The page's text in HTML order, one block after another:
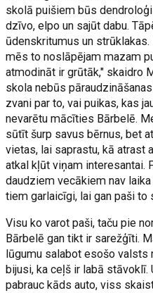
skolā puišiem būs
dzīvo, elpo un sajūt dabu.
ūdenskritumus un strūklakas.
mēs to noslāpējam mazam
atmodināt ir grūtāk," skaidro
skola nebūs
zvani par to, vai puikas, kas
nevarētu mācīties Bārbelē.
sūtīt šurp savus bērnus, bet
vietas, lai saprastu, kā atrast
atkal kļūt viņam interesantai.
daudziem vecākiem nav
tiem garlaicīgi, lai gan paši to
Visu ko varot paši, taču pie
Bārbelē gan tikt ir sarežģīti.
lūgumu salabot esošo
bijusi, ka ceļš ir labā stāvoklī.
pabrauc kāds auto, viss